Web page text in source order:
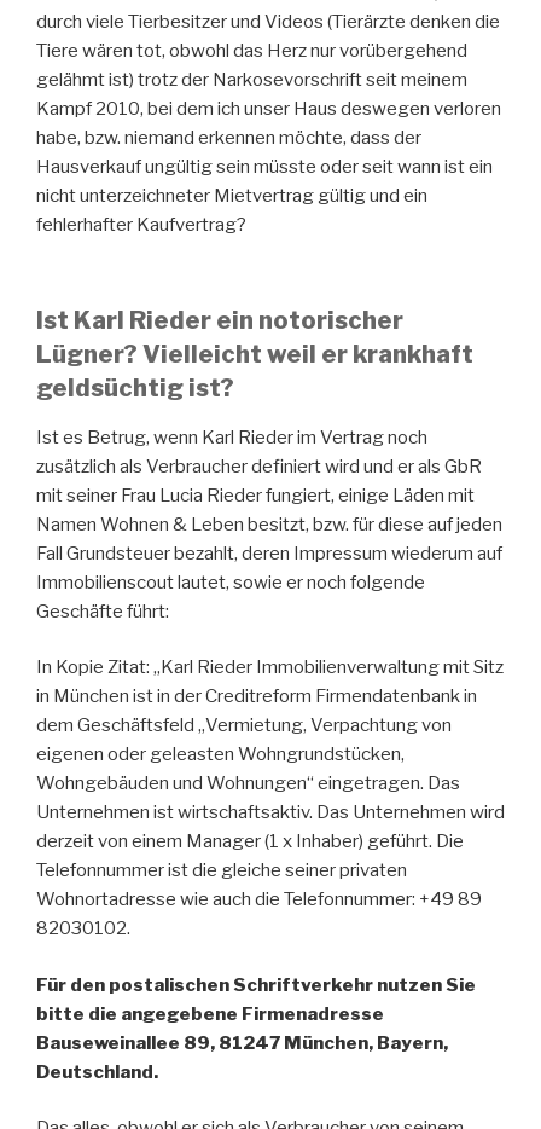
durch viele Tierbesitzer und Videos (Tierärzte denken die
Tiere wären tot, obwohl das Herz nur vorübergehend
gelähmt ist) trotz der Narkosevorschrift seit meinem
Kampf 2010, bei dem ich unser Haus deswegen verloren
habe, bzw. niemand erkennen möchte, dass der
Hausverkauf ungültig sein müsste oder seit wann ist ein
nicht unterzeichneter Mietvertrag gültig und ein
fehlerhafter Kaufvertrag?
Ist Karl Rieder ein notorischer
Lügner? Vielleicht weil er krankhaft
geldsüchtig ist?
Ist es Betrug, wenn Karl Rieder im Vertrag noch
zusätzlich als Verbraucher definiert wird und er als GbR
mit seiner Frau Lucia Rieder fungiert, einige Läden mit
Namen Wohnen & Leben besitzt, bzw. für diese auf jeden
Fall Grundsteuer bezahlt, deren Impressum wiederum auf
Immobilienscout lautet, sowie er noch folgende
Geschäfte führt:
In Kopie Zitat: „Karl Rieder Immobilienverwaltung mit Sitz
in München ist in der Creditreform Firmendatenbank in
dem Geschäftsfeld „Vermietung, Verpachtung von
eigenen oder geleasten Wohngrundstücken,
Wohngebäuden und Wohnungen“ eingetragen. Das
Unternehmen ist wirtschaftsaktiv. Das Unternehmen wird
derzeit von einem Manager (1 x Inhaber) geführt. Die
Telefonnummer ist die gleiche seiner privaten
Wohnortadresse wie auch die Telefonnummer: +49 89
82030102.
Für den postalischen Schriftverkehr nutzen Sie
bitte die angegebene Firmenadresse
Bauseweinallee 89, 81247 München, Bayern,
Deutschland.